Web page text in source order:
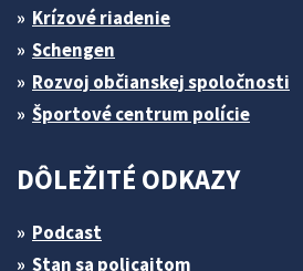
Krízové riadenie
Schengen
Rozvoj občianskej spoločnosti
Športové centrum polície
DÔLEŽITÉ ODKAZY
Podcast
Stan sa policajtom